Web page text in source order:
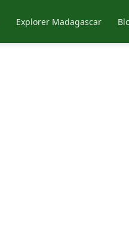
Explorer Madagascar